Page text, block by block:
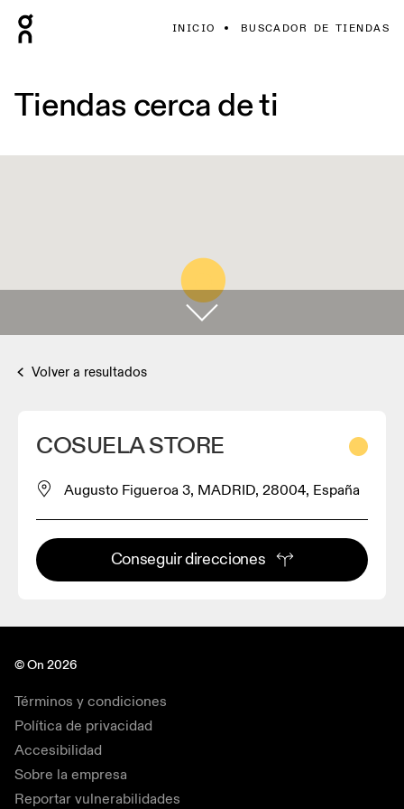
INICIO BUSCADOR DE TIENDAS
Tiendas cerca de ti
Volver a resultados
COSUELA STORE
Augusto Figueroa 3, MADRID, 28004, España
Conseguir direcciones
© On 2026
Términos y condiciones
Política de privacidad
Accesibilidad
Sobre la empresa
Reportar vulnerabilidades